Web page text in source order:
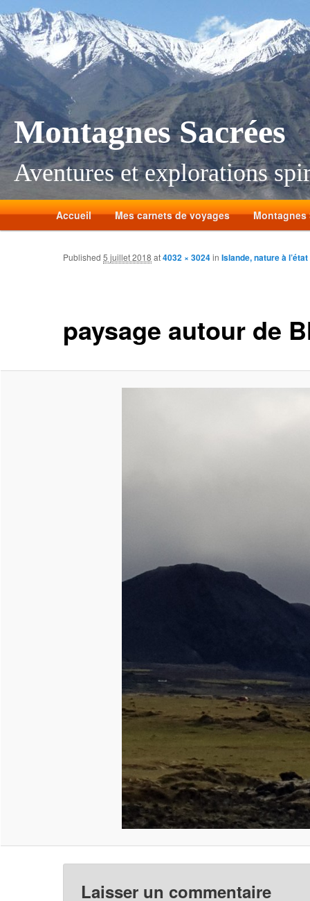
Montagnes Sacrées
Aventures et explorations
Accueil Mes carnets de voyages Montagnes
paysage autour de
Published5 juillet 2018 at4032 × 3024inIslande, nature à
Laisser un commentaire